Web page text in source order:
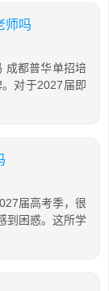
师吗
成都普华单招培
对于2027届即
届高考季，很
到困惑。这所学